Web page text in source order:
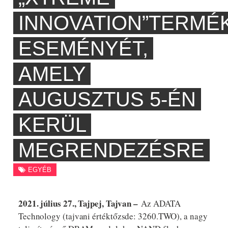
ESEMÉNYÉT,
AMELY
AUGUSZTUS 5-ÉN
KERÜL
MEGRENDEZÉSRE
EGYÉB
2021. július 27., Tajpej, Tajvan – Az ADATA
Technology (tajvani értéktőzsde: 3260.TWO), a nagy